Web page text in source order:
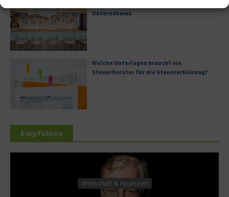
Unternehmen
Welche Unterlagen braucht ein
Steuerberater für die Steuererklärung?
Empfohlen
Wirtschaft & Finanzen